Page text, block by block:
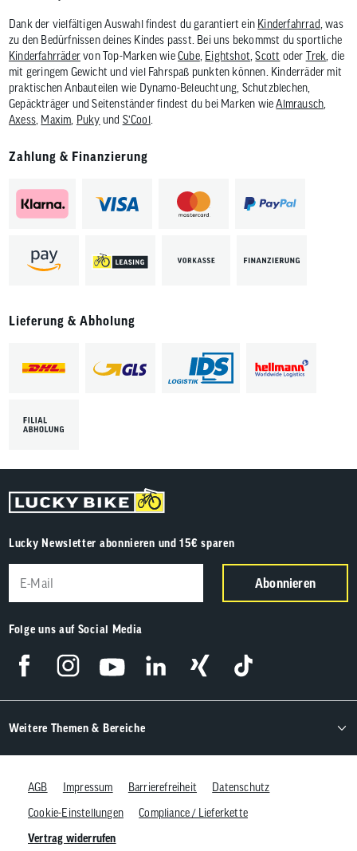
Dank der vielfältigen Auswahl findest du garantiert ein Kinderfahrrad , was
zu den Bedürfnissen deines Kindes passt. Bei uns bekommst du sportliche
Kinderfahrrädervon Top-Marken wieCube, Eightshot ,Scott oder Trek , die
mit geringem Gewicht und viel Fahrspaß punkten können. Kinderräder mit
praktischen Anbauteilen wie Dynamo-Beleuchtung, Schutzblechen,
Gepäckträger und Seitenständer findest du bei Marken wieAlmrausch
Axess Maxim Puky und S’Cool.
Zahlung & Finanzierung
Lieferung & Abholung
Lucky Newsletter abonnieren und 15€ sparen
Abonnieren
Folge uns auf Social Media
Weitere Themen & Bereiche
AGB Impressum Barrierefreiheit
Datenschutz
Cookie-Einstellungen
Compliance / Lieferkette
Vertrag widerrufen